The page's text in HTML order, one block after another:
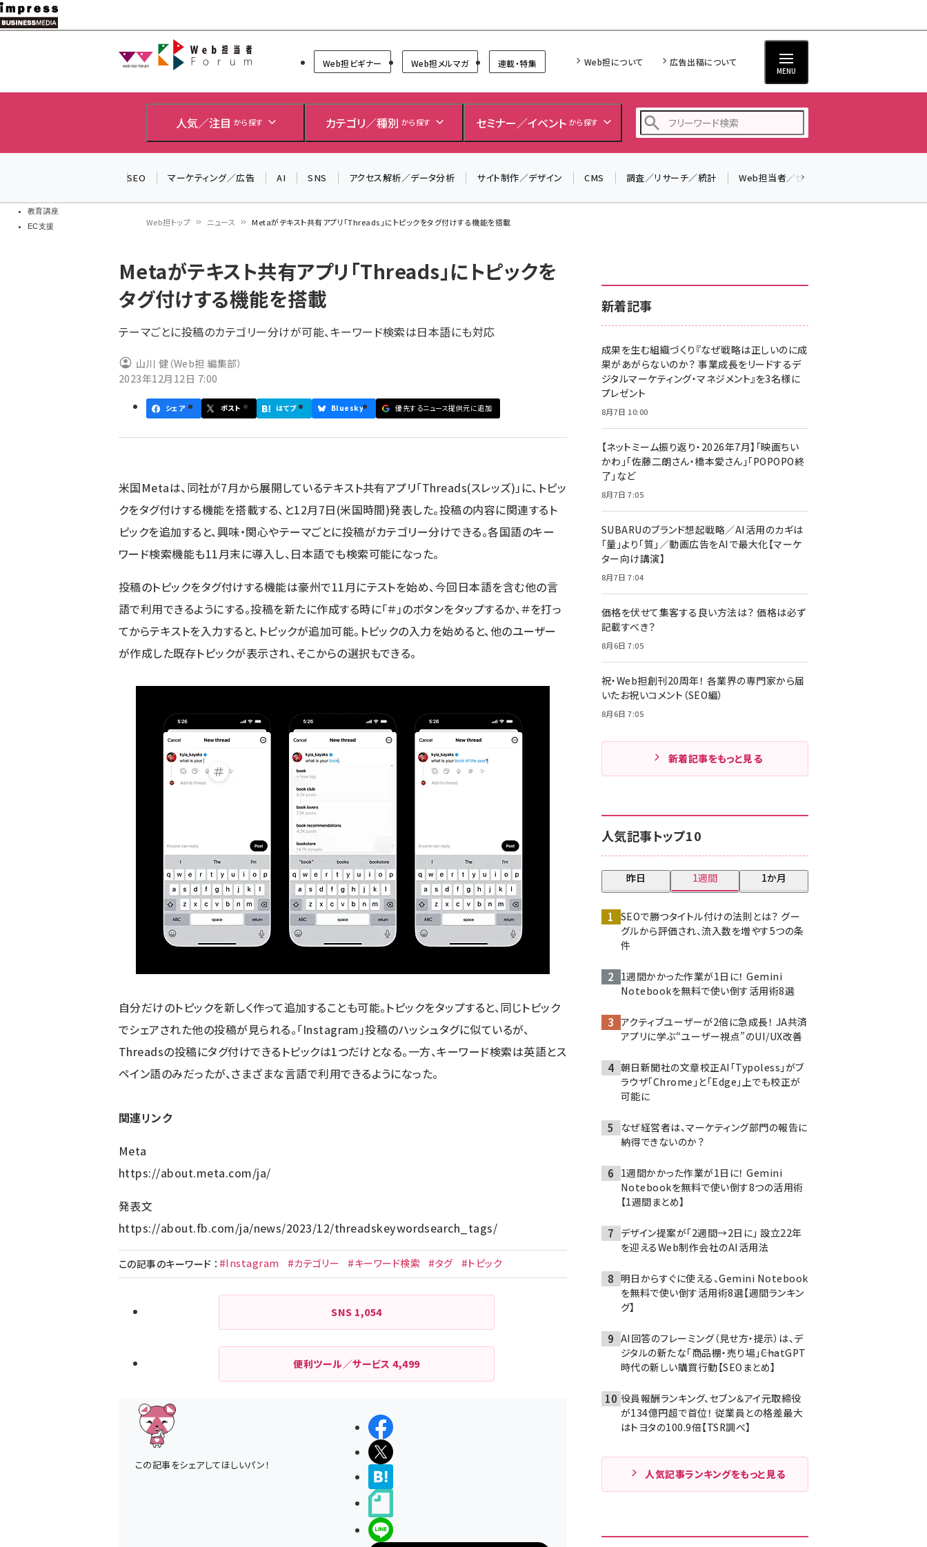
メ
イ
教育講座
EC支援
Web担当者Forum
Web担ビギナー Web担メルマガ 連載・特集 Web担について 広告出稿について
MENU
人気／注目 から探す カテゴリ／種別 から探す セミナー／イベント から探す
z世代 (1623)
meo (1277)
llmo (1166)
SEO マーケティング／広告 AI SNS アクセス解析／データ分析 サイト制作／デザイン CMS 調査／リサーチ／統計 Web担当者／仕事
ン
く
ず
Web担トップ ニュース Metaがテキスト共有アプリ「Threads」にトピックをタグ付けする機能を搭載
Metaがテキスト共有アプリ「Threads」にトピックを
タグ付けする機能を搭載
テーマごとに投稿のカテゴリー分けが可能、キーワード検索は日本語にも対応
山川 健（Web担 編集部）
2023年12月12日 7:00
シェア ポスト はてブ Bluesky 優先するニュース提供元に追加
米国Metaは、同社が7月から展開しているテキスト共有アプリ「Threads(スレッズ)」に、トピッ
クをタグ付けする機能を搭載する、と12月7日(米国時間)発表した。投稿の内容に関連するト
ピックを追加すると、興味・関心やテーマごとに投稿がカテゴリー分けできる。各国語のキー
ワード検索機能も11月末に導入し、日本語でも検索可能になった。
投稿のトピックをタグ付けする機能は豪州で11月にテストを始め、今回日本語を含む他の言
語で利用できるようにする。投稿を新たに作成する時に「＃」のボタンをタップするか、＃を打っ
てからテキストを入力すると、トピックが追加可能。トピックの入力を始めると、他のユーザー
が作成した既存トピックが表示され、そこからの選択もできる。
自分だけのトピックを新しく作って追加することも可能。トピックをタップすると、同じトピック
でシェアされた他の投稿が見られる。「Instagram」投稿のハッシュタグに似ているが、
Threadsの投稿にタグ付けできるトピックは1つだけとなる。一方、キーワード検索は英語とス
ペイン語のみだったが、さまざまな言語で利用できるようになった。
関連リンク
Meta
https://about.meta.com/ja/
発表文
https://about.fb.com/ja/news/2023/12/threadskeywordsearch_tags/
この記事のキーワード ： #Instagram #カテゴリー #キーワード検索 #タグ #トピック
SNS 1,054
便利ツール／サービス4,499
この記事をシェアしてほしいパン！
シェアする
ポストする
LINEで送る
新着記事
成果を生む組織づくり『なぜ戦略は正しいのに成
果があがらないのか？ 事業成長をリードするデ
ジタルマーケティング・マネジメント』を3名様に
プレゼント
8月7日 10:00
【ネットミーム振り返り・2026年7月】「映画ちい
かわ」「佐藤二朗さん・橋本愛さん」「POPOPO終
了」など
8月7日 7:05
SUBARUのブランド想起戦略／AI活用のカギは
「量」より「質」／動画広告をAIで最大化【マーケ
ター向け講演】
8月7日 7:04
価格を伏せて集客する良い方法は？ 価格は必ず
記載すべき？
8月6日 7:05
祝・Web担創刊20周年！ 各業界の専門家から届
いたお祝いコメント（SEO編）
8月6日 7:05
新着記事をもっと見る
人気記事トップ10
昨日 1週間 1か月
SEOで勝つタイトル付けの法則とは？ グー
グルから評価され、流入数を増やす5つの条
件
1週間かかった作業が1日に！ Gemini
Notebookを無料で使い倒す活用術8選
アクティブユーザーが2倍に急成長！ JA共済
アプリに学ぶ“ユーザー視点”のUI/UX改善
朝日新聞社の文章校正AI「Typoless」がブ
ラウザ「Chrome」と「Edge」上でも校正が
可能に
なぜ経営者は、マーケティング部門の報告に
納得できないのか？
1週間かかった作業が1日に！ Gemini
Notebookを無料で使い倒す8つの活用術
【1週間まとめ】
デザイン提案が「2週間→2日に」 設立22年
を迎えるWeb制作会社のAI活用法
明日からすぐに使える、Gemini Notebook
を無料で使い倒す活用術8選【週間ランキン
グ】
AI回答のフレーミング（見せ方・提示）は、デ
ジタルの新たな「商品棚・売り場」――ChatGPT
時代の新しい購買行動【SEOまとめ】
役員報酬ランキング、セブン＆アイ元取締役
が134億円超で首位！ 従業員との格差最大
はトヨタの100.9倍【TSR調べ】
人気記事ランキングをもっと見る
＼ 8月27日開催、申し込み受付中！ ／
生成AIをマーケティング等に活用するための考え方を学べ
るセミナーイベント「生成AI × マーケティング フォーラム
2026」開催！
▼申し込みはこちらから▼